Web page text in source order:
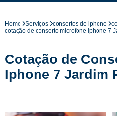
Home Serviços consertos de iphone
cotação de conserto microfone iphone 7
Cotação de
Iphone 7 Jardim